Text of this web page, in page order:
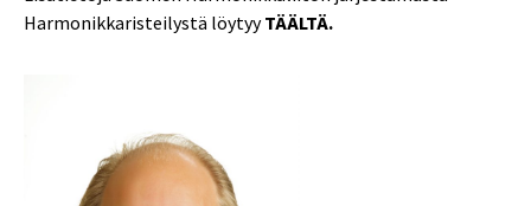
Harmonikkaristeilystä löytyyTÄÄLTÄ.